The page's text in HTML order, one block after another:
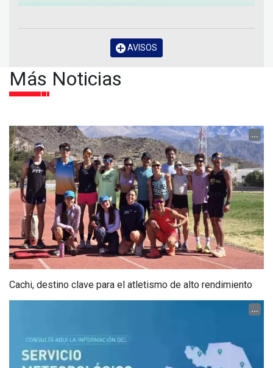
AVISOS
Más Noticias
...
Cachi, destino clave para el atletismo de alto rendimiento
...